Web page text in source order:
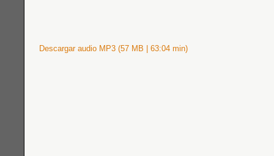
Descargar audio MP3 (57 MB | 63:04 min)